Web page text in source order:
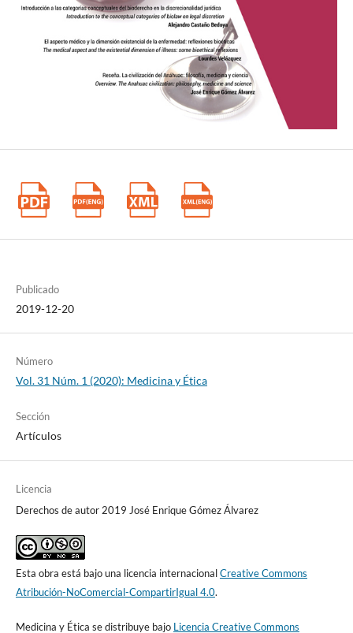
Publicado
2019-12-20
Número
Vol. 31 Núm. 1 (2020): Medicina y Ética
Sección
Artículos
Licencia
Derechos de autor 2019 José Enrique Gómez Álvarez
Esta obra está bajo una licencia internacionalCreative Commons
Atribución-NoComercial-CompartirIgual 4.0.
Medicina y Ética se distribuye bajo Licencia Creative Commons